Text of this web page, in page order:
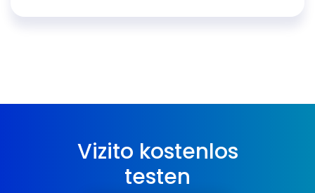
Vizito kostenlos
testen